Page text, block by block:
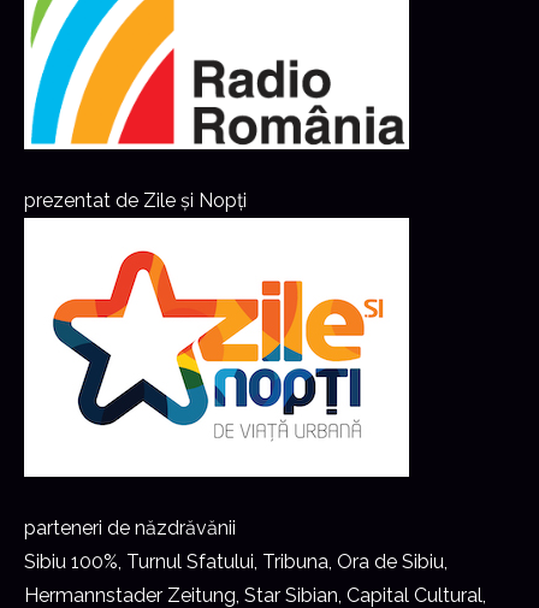
prezentat de Zile și Nopți
parteneri de năzdrăvănii
Sibiu 100%, Turnul Sfatului, Tribuna, Ora de Sibiu,
Hermannstader Zeitung, Star Sibian, Capital Cultural,